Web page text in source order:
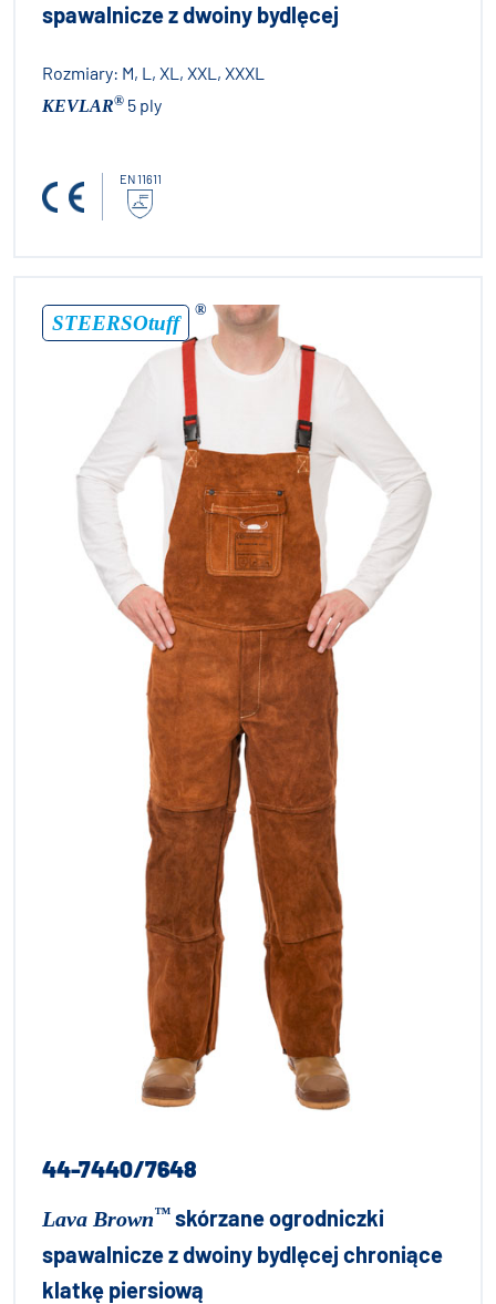
spawalnicze z dwoiny bydlęcej
Rozmiary: M, L, XL, XXL, XXXL
KEVLAR® 5 ply
EN 11611
STEERSOtuff
®
44-7440/7648
Lava Brown™ skórzane ogrodniczki
spawalnicze z dwoiny bydlęcej chroniące
klatkę piersiową